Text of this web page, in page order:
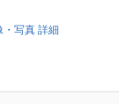
・写真 詳細